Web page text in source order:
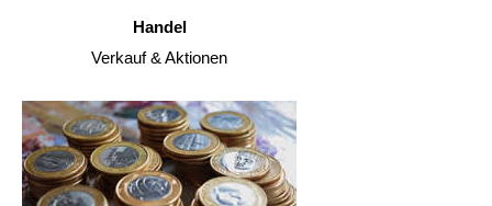
Handel
Verkauf & Aktionen